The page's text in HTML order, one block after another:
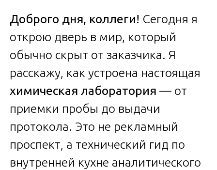
Доброго дня, коллеги! Сегодня я
открою дверь в мир, который
обычно скрыт от заказчика. Я
расскажу, как устроена настоящая
химическая лаборатория — от
приемки пробы до выдачи
протокола. Это не рекламный
проспект, а технический гид по
внутренней кухне аналитического